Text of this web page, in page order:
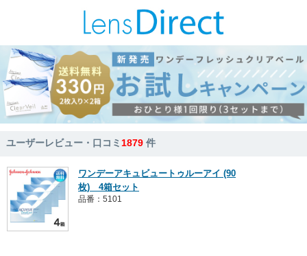
ユーザーレビュー・口コミ1879 件
ワンデーアキュビュートゥルーアイ (90
枚) 4箱セット
品番：5101